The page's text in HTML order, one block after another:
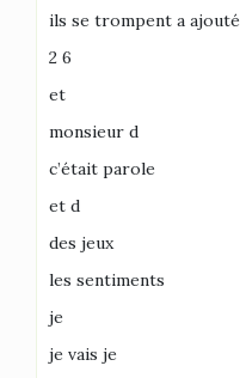
ils se trompent a ajouté
2 6
et
monsieur d
c’était parole
et d
des jeux
les sentiments
je
je vais je